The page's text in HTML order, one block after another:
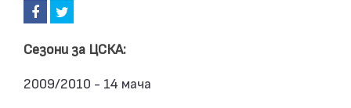
Сезони за ЦСКА:
2009/2010 - 14 мача